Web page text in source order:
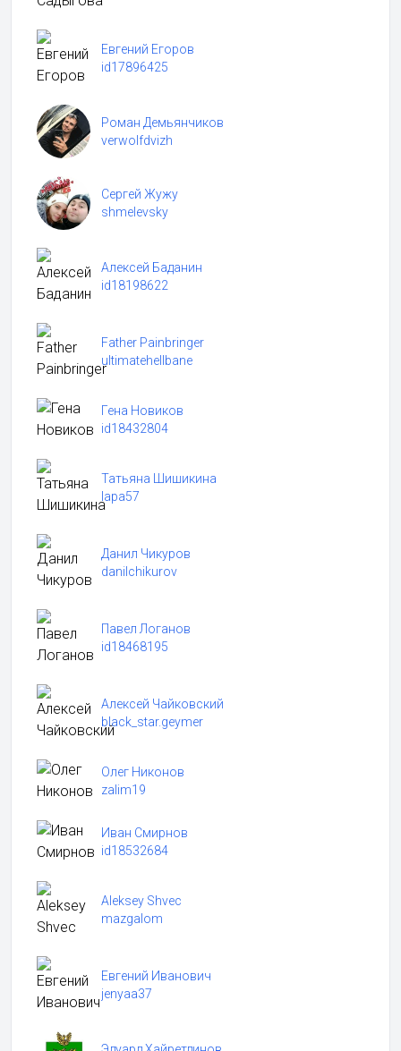
Евгений Егоров
id17896425
Роман Демьянчиков
verwolfdvizh
Сергей Жужу
shmelevsky
Алексей Баданин
id18198622
Father Painbringer
ultimatehellbane
Гена Новиков
id18432804
Татьяна Шишикина
lapa57
Данил Чикуров
danilchikurov
Павел Логанов
id18468195
Алексей Чайковский
black_star.geymer
Олег Никонов
zalim19
Иван Смирнов
id18532684
Aleksey Shvec
mazgalom
Евгений Иванович
jenyaa37